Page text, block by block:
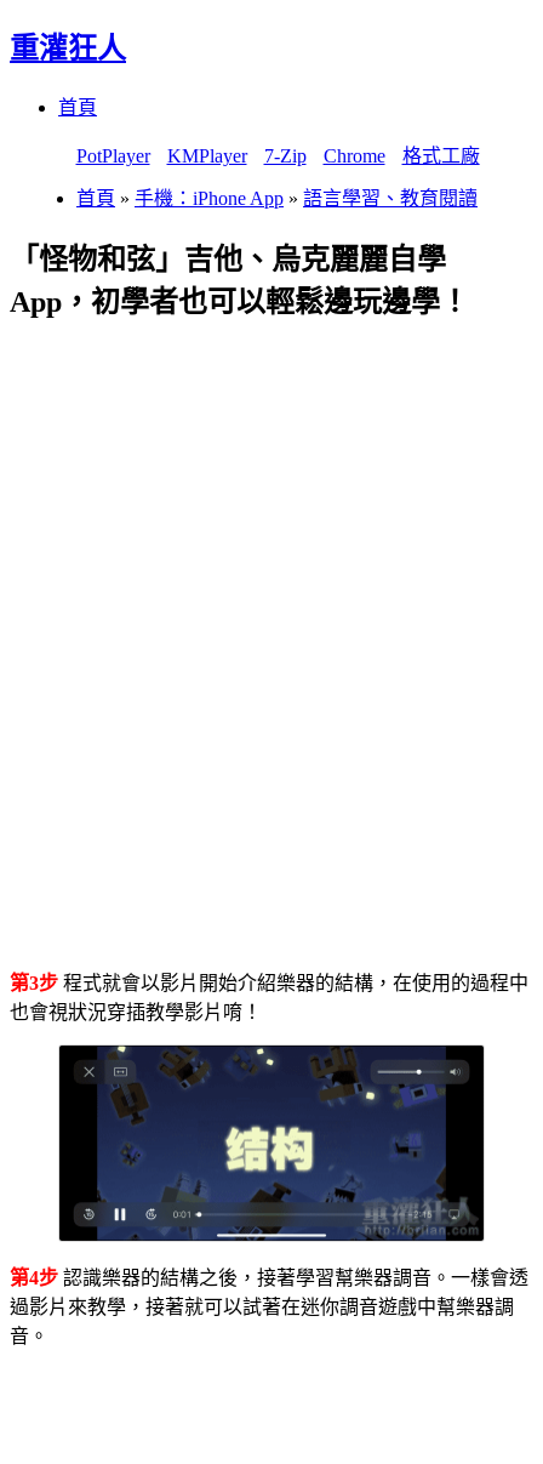
重灌狂人
首頁
PotPlayer KMPlayer 7-Zip Chrome 格式工廠
首頁 » 手機：iPhone App » 語言學習、教育閱讀
「怪物和弦」吉他、烏克麗麗自學
App，初學者也可以輕鬆邊玩邊學！
第3步 程式就會以影片開始介紹樂器的結構，在使用的過程中
也會視狀況穿插教學影片唷！
第4步 認識樂器的結構之後，接著學習幫樂器調音。一樣會透
過影片來教學，接著就可以試著在迷你調音遊戲中幫樂器調
音。